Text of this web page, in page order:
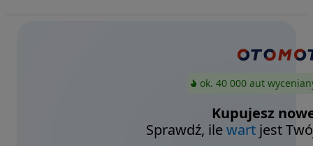
ok. 40 000 aut
Kupujesz
Sprawdź, ilewart jest